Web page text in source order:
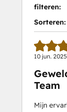
filteren:
Sorteren:
10 jun. 2025
Team
Mijn